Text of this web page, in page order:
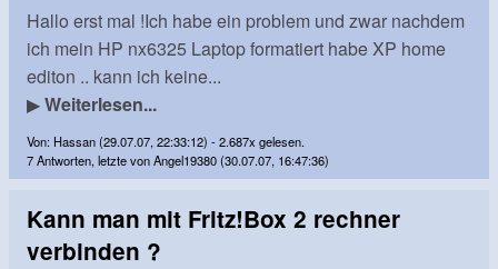
Hallo erst mal !Ich habe ein problem und zwar nachdem
ich mein HP nx6325 Laptop formatiert habe XP home
editon .. kann ich keine...
▶Weiterlesen...
Von: Hassan (29.07.07, 22:33:12) - 2.687x gelesen.
7 Antworten, letzte von Angel19380 (30.07.07, 16:47:36)
Kann man mit Fritz!Box 2 rechner
verbinden ?